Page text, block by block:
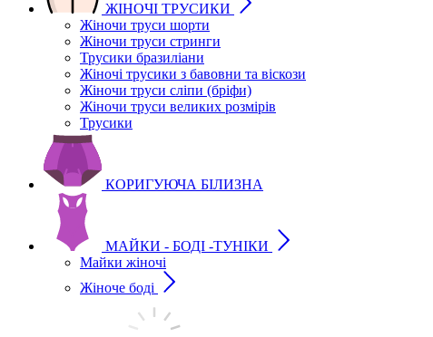
ЖІНОЧІ ТРУСИКИ
Жіночи труси шорти
Жіночи труси стринги
Трусики бразиліани
Жіночі трусики з бавовни та віскози
Жіночи труси сліпи (бріфи)
Жіночи труси великих розмірів
Трусики
КОРИГУЮЧА БІЛИЗНА
МАЙКИ - БОДІ -ТУНІКИ
Майки жіночі
Жіноче боді